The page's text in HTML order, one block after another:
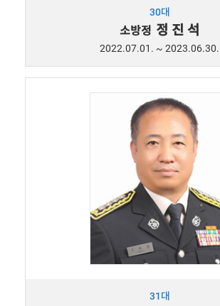
30대
소방정 정 진 석
2022.07.01. ~ 2023.06.30.
31대